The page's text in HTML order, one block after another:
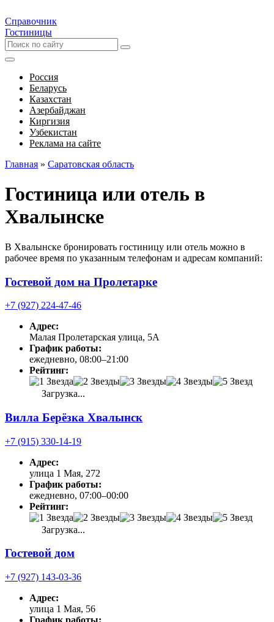
Справочник
Гостиницы
Россия
Беларусь
Казахстан
Азербайджан
Киргизия
Узбекистан
Реклама на сайте
Главная » Саратовская область
Гостиница или отель в
Хвалынске
В Хвалынске бронировать гостиницу или отель можно в
рабочее время по указанным телефонам и адресам компаний:
Гостевой дом на Пролетарке
+7 (927) 224-47-46
Адрес:
Малая Пролетарская улица, 5А
График работы:
ежедневно, 08:00–21:00
Рейтинг:
Загрузка...
Вилла Берёзка Хвалынск
+7 (915) 330-14-19
Адрес:
улица 1 Мая, 272
График работы:
ежедневно, 07:00–00:00
Рейтинг:
Загрузка...
Гостевой дом
+7 (927) 143-03-36
Адрес:
улица 1 Мая, 56